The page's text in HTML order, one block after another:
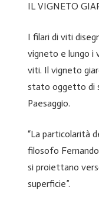
IL VIGNETO
I filari di viti
vigneto e lungo i
viti. Il vigneto
stato oggetto di
Paesaggio.
“La particolarità
filosofo
si proiettano
superficie”.